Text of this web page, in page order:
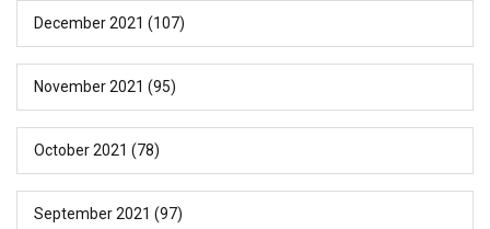
December 2021 (107)
November 2021 (95)
October 2021 (78)
September 2021 (97)